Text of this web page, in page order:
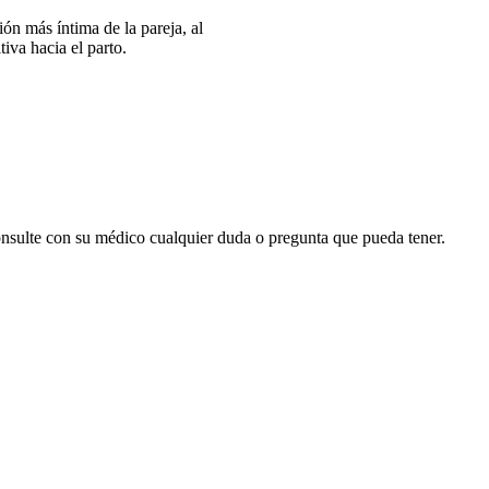
más íntima de la pareja, al
hacia el parto.
con su médico cualquier duda o pregunta que pueda tener.